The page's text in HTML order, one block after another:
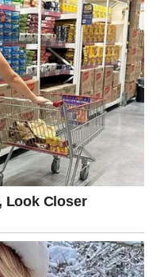
probleme. Ako imaju
rubljaviše puta dnevno.
za razvoj bakterija i
stila
znojenje zahtijeva
puta dnevno.